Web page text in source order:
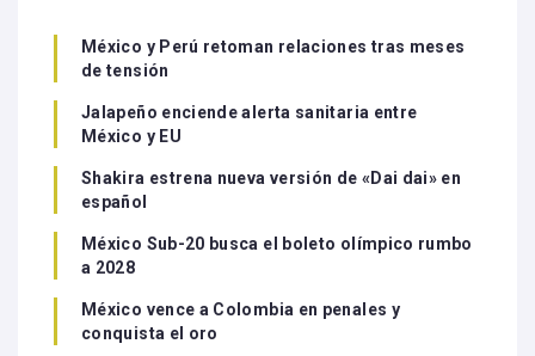
México y Perú retoman relaciones tras meses
de tensión
Jalapeño enciende alerta sanitaria entre
México y EU
Shakira estrena nueva versión de «Dai dai» en
español
México Sub-20 busca el boleto olímpico rumbo
a 2028
México vence a Colombia en penales y
conquista el oro